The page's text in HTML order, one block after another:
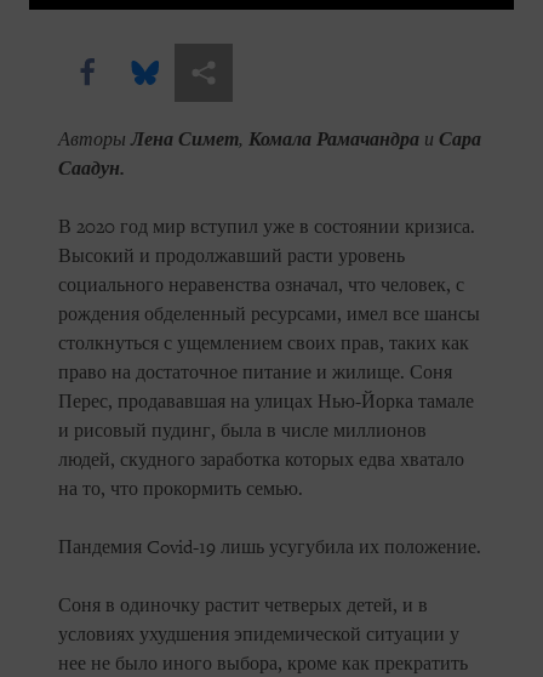
Share this via Facebook
Share this via Bluesky
Share this via Поделиться
Авторы Лена Симет, Комала Рамачандра и Сара
Саадун.
В 2020 год мир вступил уже в состоянии кризиса.
Высокий и продолжавший расти уровень
социального неравенства означал, что человек, с
рождения обделенный ресурсами, имел все шансы
столкнуться с ущемлением своих прав, таких как
право на достаточное питание и жилище. Соня
Перес, продававшая на улицах Нью-Йорка тамале
и рисовый пудинг, была в числе миллионов
людей, скудного заработка которых едва хватало
на то, что прокормить семью.
Пандемия Covid-19 лишь усугубила их положение.
Соня в одиночку растит четверых детей, и в
условиях ухудшения эпидемической ситуации у
нее не было иного выбора, кроме как прекратить